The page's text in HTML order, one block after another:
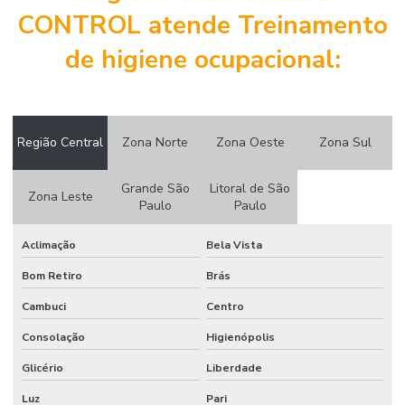
Coaching para líderes de segurança
Coaching em segurança do trabalho IOSH
Consultoria de engenharia de segurança do trabalho
Consultoria esocial
Consultoria pcmso
Consultoria ppp
Consultoria ppra
Consultoria em saúde e segurança do trabalho
Consultoria em segurança do trabalho
CONTROL atende Treinamento
de higiene ocupacional:
Região Central Zona Norte Zona Oeste Zona Sul
Zona Leste
Grande São
Paulo
Litoral de São
Paulo
Aclimação Bela Vista
Bom Retiro Brás
Cambuci Centro
Consolação Higienópolis
Glicério Liberdade
Luz Pari